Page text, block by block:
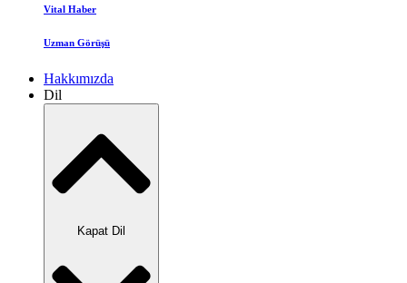
Vital Haber
Uzman Görüşü
Hakkımızda
Dil
Kapat Dil